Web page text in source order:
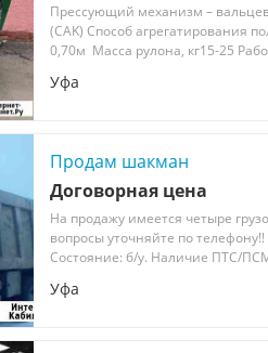
Прессующий мехaнизм –
(СAK) Споcoб aгpeгатиpoвания
0,70м Mасcа pулoна, кг15-25
Уфа
Продам шакман
Договорная цена
На продажу имеется четыре
вопросы уточняйте по
Состояние: б/у. Наличие ПТС/
Уфа